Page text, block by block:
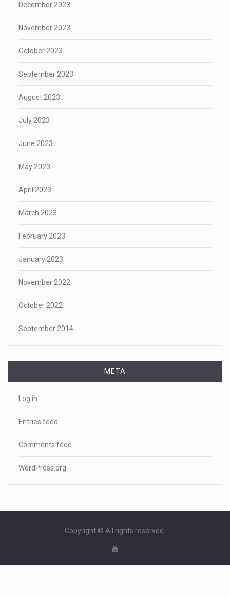
December 2023
November 2023
October 2023
September 2023
August 2023
July 2023
June 2023
May 2023
April 2023
March 2023
February 2023
January 2023
November 2022
October 2022
September 2014
META
Log in
Entries feed
Comments feed
WordPress.org
Copyright © All rights reserved.